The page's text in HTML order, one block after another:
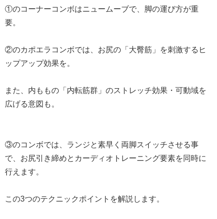
①のコーナーコンボはニュームーブで、脚の運び方が重
要。
②のカポエラコンボでは、お尻の「大臀筋」を刺激するヒ
ップアップ効果を。
また、内ももの「内転筋群」のストレッチ効果・可動域を
広げる意図も。
③のコンボでは、ランジと素早く両脚スイッチさせる事
で、お尻引き締めとカーディオトレーニング要素を同時に
行えます。
この3つのテクニックポイントを解説します。